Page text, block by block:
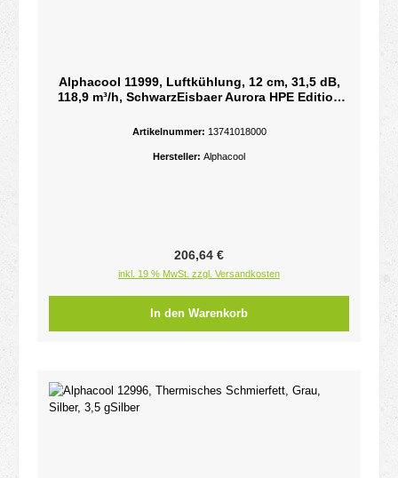
Alphacool 11999, Luftkühlung, 12 cm, 31,5 dB,
118,9 m³/h, SchwarzEisbaer Aurora HPE Edition
Artikelnummer: 13741018000
Hersteller: Alphacool
Regulärer Preis:
206,64 €
inkl. 19 % MwSt. zzgl. Versandkosten
In den Warenkorb